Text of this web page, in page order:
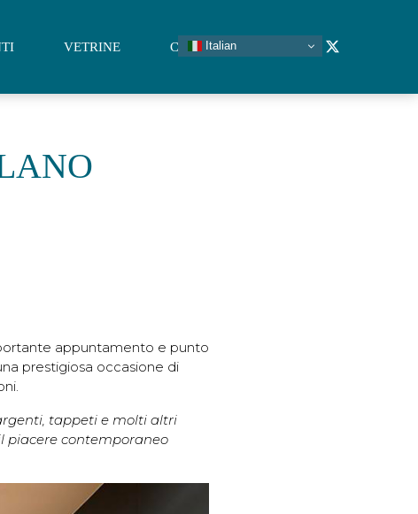
VETRINE CONTATTI
appuntamento e punto
prestigiosa occasione di
tappeti e molti altri
piacere contemporaneo
Italian